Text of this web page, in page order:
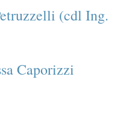
(cdl Ing.
Caporizzi